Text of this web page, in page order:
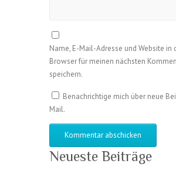
Name, E-Mail-Adresse und Website in
Browser für meinen nächsten
speichern.
Benachrichtige mich über neue
Mail.
Neueste Beiträge